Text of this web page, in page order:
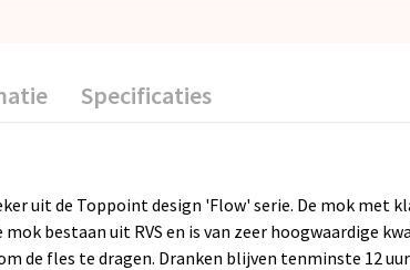
Specificaties
uit de Toppoint design 'Flow' serie. De mok met
mok bestaan uit RVS en is van zeer hoogwaardige
de fles te dragen. Dranken blijven tenminste 12